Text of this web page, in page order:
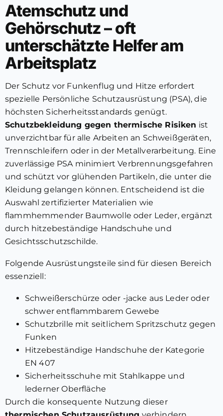
Atemschutz und
Gehörschutz – oft
unterschätzte Helfer am
Arbeitsplatz
Der Schutz vor Funkenflug und Hitze erfordert
spezielle Persönliche Schutzausrüstung (PSA), die
höchsten Sicherheitsstandards genügt.
Schutzbekleidung gegen thermische Risiken ist
unverzichtbar für alle Arbeiten an Schweißgeräten,
Trennschleifern oder in der Metallverarbeitung. Eine
zuverlässige PSA minimiert Verbrennungsgefahren
und schützt vor glühenden Partikeln, die unter die
Kleidung gelangen können. Entscheidend ist die
Auswahl zertifizierter Materialien wie
flammhemmender Baumwolle oder Leder, ergänzt
durch hitzebeständige Handschuhe und
Gesichtsschutzschilde.
Folgende Ausrüstungsteile sind für diesen Bereich
essenziell:
Schweißerschürze oder -jacke aus Leder oder
schwer entflammbarem Gewebe
Schutzbrille mit seitlichem Spritzschutz gegen
Funken
Hitzebeständige Handschuhe der Kategorie
EN 407
Sicherheitsschuhe mit Stahlkappe und
lederner Oberfläche
Durch die konsequente Nutzung dieser